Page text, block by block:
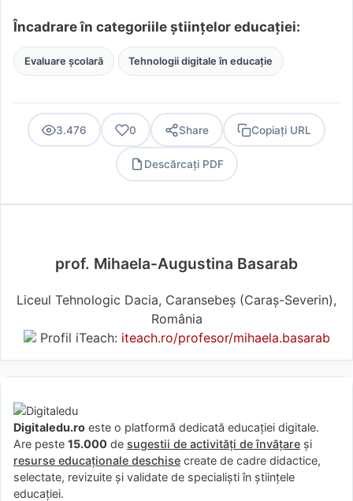
Încadrare în categoriile științelor educației:
Evaluare școlară Tehnologii digitale în educație
3.476 0 Share Copiați URL
Descărcați PDF
prof. Mihaela-Augustina Basarab
Liceul Tehnologic Dacia, Caransebeș (Caraş-Severin),
România
Profil iTeach: iteach.ro/profesor/mihaela.basarab
Digitaledu.ro este o platformă dedicată educației digitale.
Are peste 15.000 de sugestii de activități de învățare și
resurse educaționale deschise create de cadre didactice,
selectate, revizuite și validate de specialiști în științele
educației.